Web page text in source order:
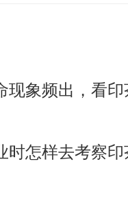
现象频出，看
时怎样去考察